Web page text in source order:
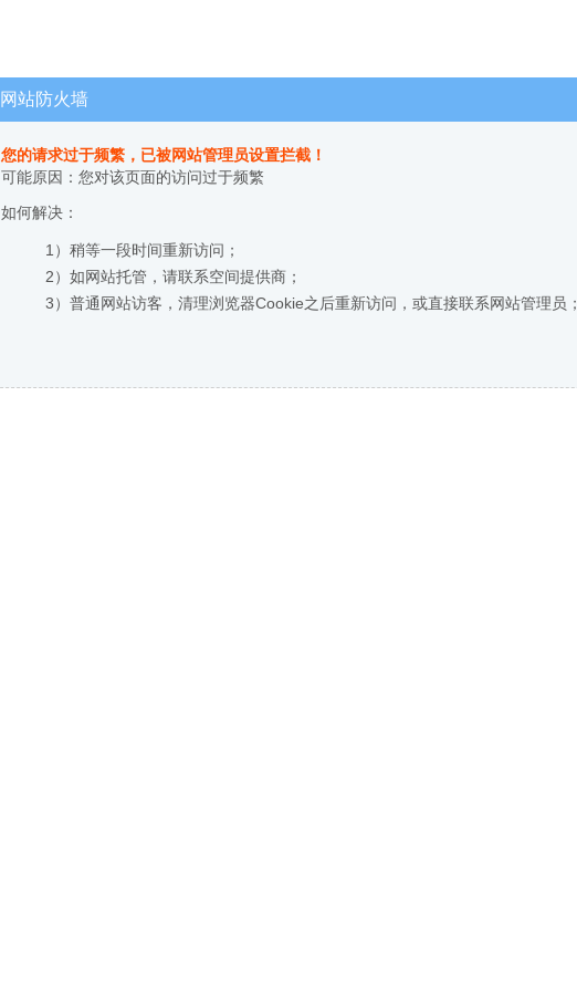
网站防火墙
您的请求过于频繁，已被网站管理员设置拦截！
可能原因：您对该页面的访问过于频繁
如何解决：
1）稍等一段时间重新访问；
2）如网站托管，请联系空间提供商；
3）普通网站访客，清理浏览器Cookie之后重新访问，或直接联系网站管理员；